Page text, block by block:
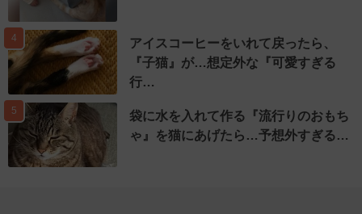
4
アイスコーヒーをいれて戻ったら、
『子猫』が…想定外な『可愛すぎる
行…
5
袋に水を入れて作る『流行りのおもち
ゃ』を猫にあげたら…予想外すぎる…